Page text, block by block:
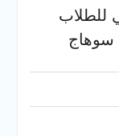
للطلاب
سوهاج